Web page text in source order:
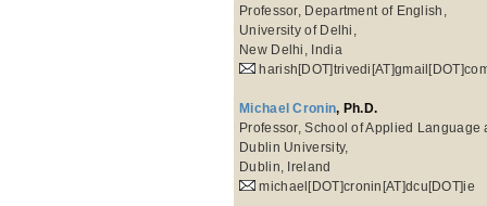
Professor, Department of English,
University of Delhi,
New Delhi, India
Michael Cronin, Ph.D.
Professor, School of Applied
Dublin University,
Dublin, Ireland
michael[DOT]cronin[AT]dcu[DOT]ie